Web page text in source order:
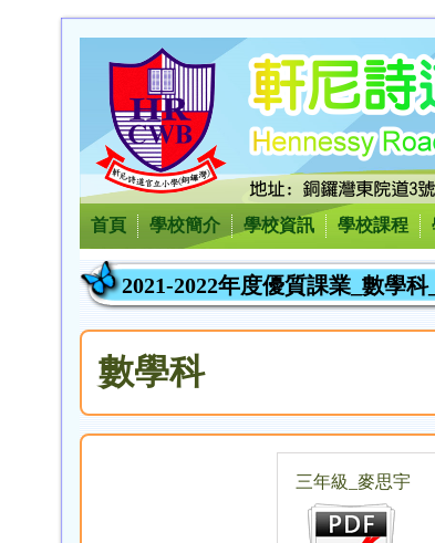
首頁 學校簡介 學校資訊 學校課程
2021-2022年度優質課業_數學
數學科
三年級_麥思宇